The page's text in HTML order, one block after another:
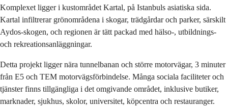
Komplexet ligger i kustområdet Kartal, på Istanbuls asiatiska sida.
Kartal infiltrerar grönområdena i skogar, trädgårdar och parker, särskilt
Aydos-skogen, och regionen är tätt packad med hälso-, utbildnings-
och rekreationsanläggningar.
Detta projekt ligger nära tunnelbanan och större motorvägar, 3 minuter
från E5 och TEM motorvägsförbindelse. Många sociala faciliteter och
tjänster finns tillgängliga i det omgivande området, inklusive butiker,
marknader, sjukhus, skolor, universitet, köpcentra och restauranger.